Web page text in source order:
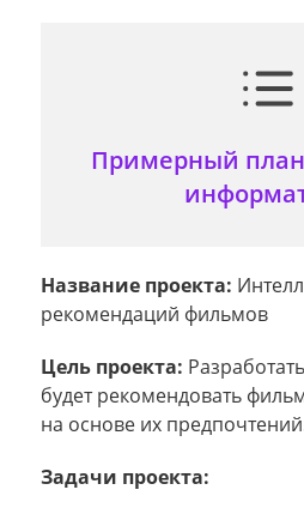
Примерный
Название проекта:
рекомендаций фильмов
Цель проекта:
будет рекомендовать
на основе их
Задачи проекта: